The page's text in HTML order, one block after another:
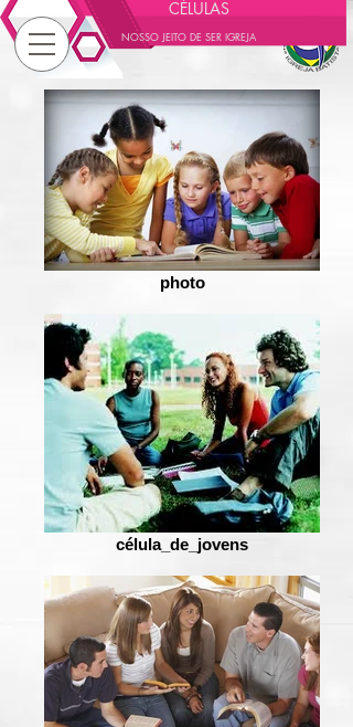
CÉLULAS
NOSSO JEITO DE SER IGREJA
photo
célula_de_jovens